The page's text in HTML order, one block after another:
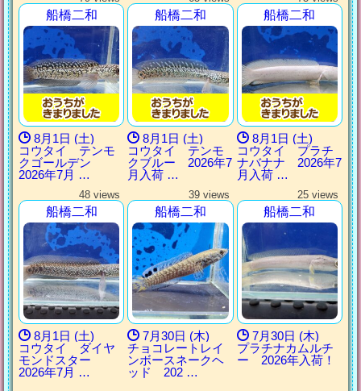
船橋二和
8月1日 (土)
コウタイ テンモ
クゴールデン
2026年7月 …
船橋二和
8月1日 (土)
コウタイ テンモ
クブルー 2026年7
月入荷 …
船橋二和
8月1日 (土)
コウタイ プラチ
ナバナナ 2026年7
月入荷 …
48 views
船橋二和
8月1日 (土)
コウタイ ダイヤ
モンドスター
2026年7月 …
39 views
船橋二和
7月30日 (木)
チョコレートレイ
ンボースネークヘ
ッド 202 …
25 views
船橋二和
7月30日 (木)
プラチナカムルチ
ー 2026年入荷！